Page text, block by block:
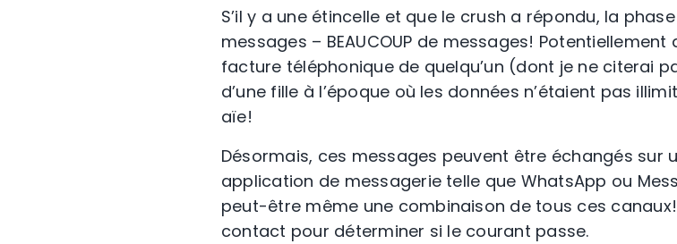
S’il y a une étincelle et que le crush a répondu, la
messages – BEAUCOUP de messages! Potentiellement
facture téléphonique de quelqu’un (dont je ne citerai
d’une fille à l’époque où les données n’étaient pas
aïe!
Désormais, ces messages peuvent être échangés sur
application de messagerie telle que WhatsApp ou
peut-être même une combinaison de tous ces canaux!
contact pour déterminer si le courant passe.